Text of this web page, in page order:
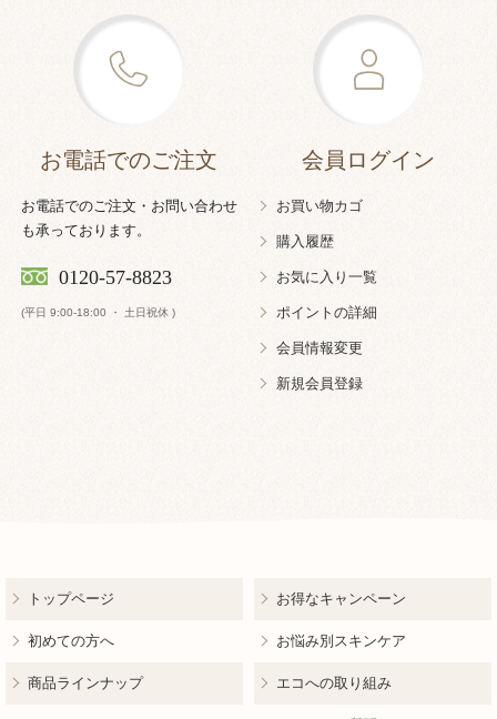
お電話でのご注文
お電話でのご注文・お問い合わせ
も承っております。
0120-57-8823
(平日 9:00-18:00 ・ 土日祝休 )
会員ログイン
お買い物カゴ
購入履歴
お気に入り一覧
ポイントの詳細
会員情報変更
新規会員登録
トップページ
初めての方へ
商品ラインナップ
お得なキャンペーン
お悩み別スキンケア
エコへの取り組み